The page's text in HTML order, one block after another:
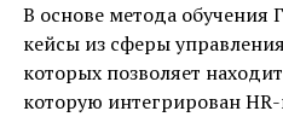
В основе метода обучения
кейсы из сферы
которых позволяет
которую интегрирован